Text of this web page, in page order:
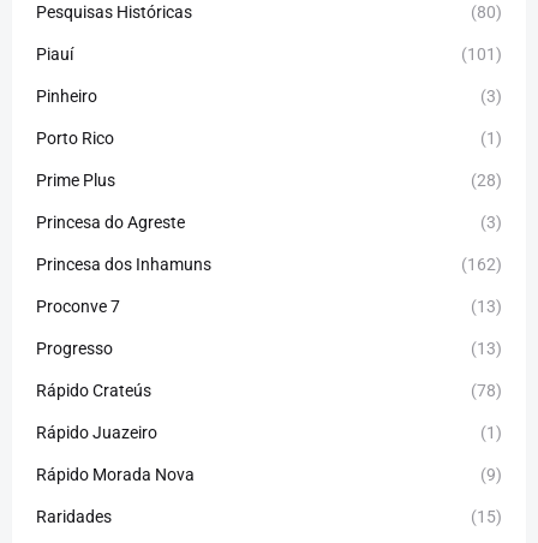
Pesquisas Históricas (80)
Piauí (101)
Pinheiro (3)
Porto Rico (1)
Prime Plus (28)
Princesa do Agreste (3)
Princesa dos Inhamuns (162)
Proconve 7 (13)
Progresso (13)
Rápido Crateús (78)
Rápido Juazeiro (1)
Rápido Morada Nova (9)
Raridades (15)